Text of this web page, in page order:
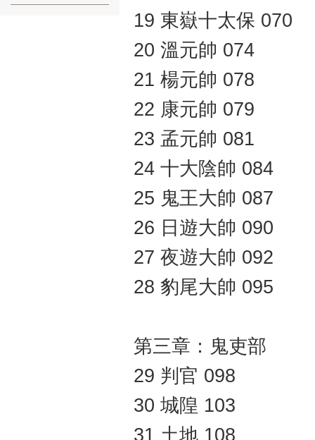
19 東嶽十太保 070
20 溫元帥 074
21 楊元帥 078
22 康元帥 079
23 孟元帥 081
24 十大陰帥 084
25 鬼王大帥 087
26 日遊大帥 090
27 夜遊大帥 092
28 豹尾大帥 095
第三章：鬼吏部
29 判官 098
30 城隍 103
31 土地 108